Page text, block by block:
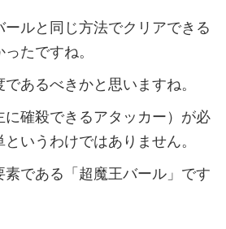
ルと同じ方法でクリアできる
たですね。
あるべきかと思いますね。
に確殺できるアタッカー）が必
いうわけではありません。
素である「超魔王バール」です